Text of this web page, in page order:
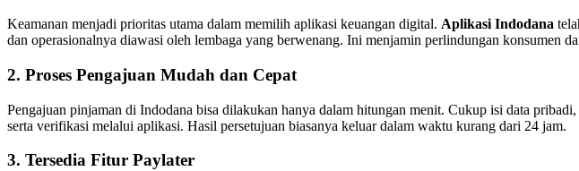
Keamanan menjadi prioritas utama dalam memilih aplikasi keuangan digital. Aplikasi Indodana
dan operasionalnya diawasi oleh lembaga yang berwenang. Ini menjamin perlindungan konsumen
2. Proses Pengajuan Mudah dan Cepat
Pengajuan pinjaman di Indodana bisa dilakukan hanya dalam hitungan menit. Cukup isi data
serta verifikasi melalui aplikasi. Hasil persetujuan biasanya keluar dalam waktu kurang dari 24 jam.
3. Tersedia Fitur Paylater